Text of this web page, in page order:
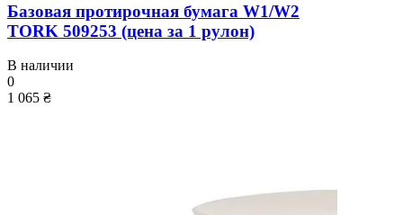
Базовая протирочная бумага W1/W2
TORK 509253 (цена за 1 рулон)
В наличии
0
1 065 ₴